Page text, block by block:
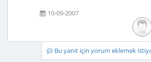
10-09-2007
Bu yanıt için yorum eklemek